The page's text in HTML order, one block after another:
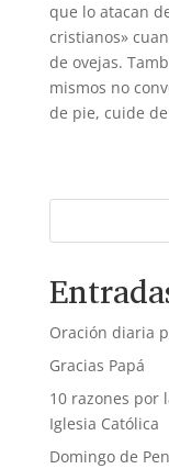
que lo atacan
cristianos»
de ovejas.
mismos no
de pie, cuide
Oración diaria
Gracias Papá
10 razones por
Iglesia Católica
Domingo de